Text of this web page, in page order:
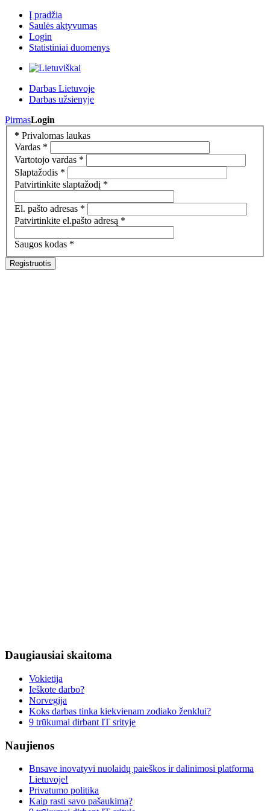
Į pradžia
Saulės aktyvumas
Login
Statistiniai duomenys
Darbas Lietuvoje
Darbas užsienyje
PirmasLogin
* Privalomas laukas
Vardas *
Vartotojo vardas *
Slaptažodis *
Patvirtinkite slaptažodį *
El. pašto adresas *
Patvirtinkite el.pašto adresą *
Saugos kodas *
Registruotis
Daugiausiai skaitoma
Vokietija
Ieškote darbo?
Norvegija
Koks darbas tinka kiekvienam zodiako ženklui?
9 trūkumai dirbant IT srityje
Naujienos
Bnsave inovatyvi nuolaidų paieškos ir dalinimosi platforma
Lietuvoje!
Privatumo politika
Kaip rasti savo pašaukimą?